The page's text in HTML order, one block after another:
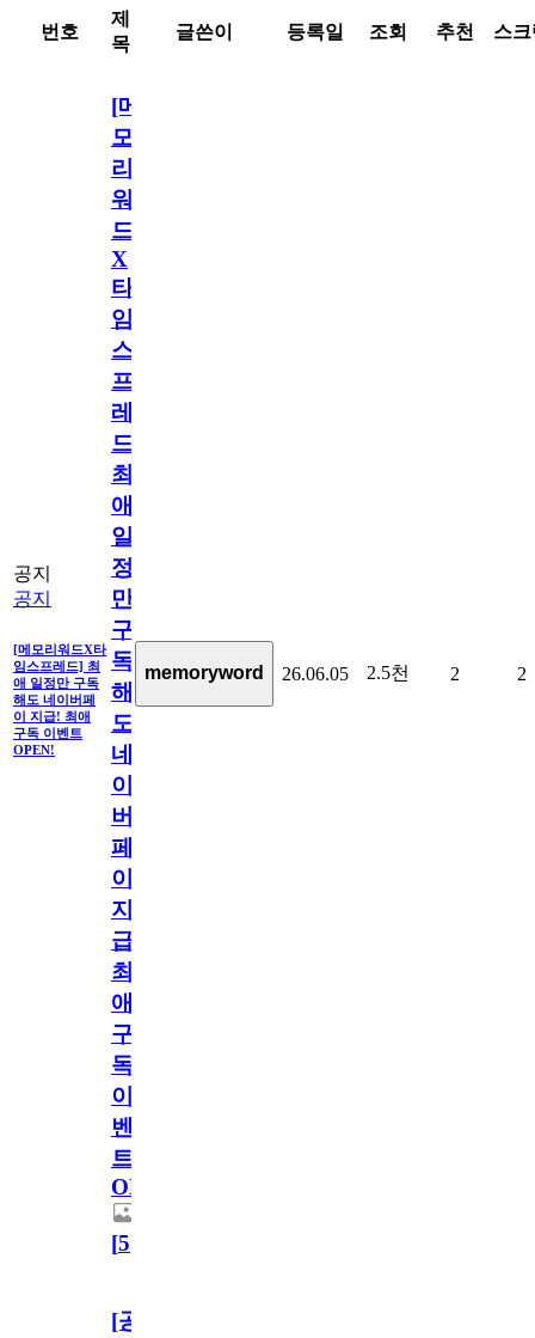
번호
제
목
글쓴이 등록일 조회 추천 스
공지
공지
[메모리워드X타
임스프레드] 최
애 일정만 구독
해도 네이버페
이 지급! 최애
구독 이벤트
OPEN!
[메
모
리
워
드
X
타
임
스
프
레
드]
최
애
일
정
만
구
독
해
도
네
이
버
페
이
지
급!
최
애
구
독
이
벤
트
OPEN!
[5]
memoryword 26.06.05 2.5천 2 2
[공